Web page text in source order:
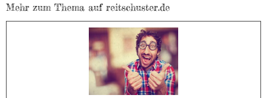
Mehr zum Thema auf reitschuster.de